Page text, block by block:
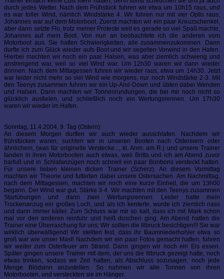
durch jedes Wetter. Nach dem Frühstück fuhren wir etwa um 10h15 raus, und
es war toller Wind, nämlich Windstärke 4. Wir fuhren nur mit vier Optis raus;
Johannes war auf dem Motorboot. Zuerst machten wir ein paar Kreuzschenkel,
aber dann setzte Flo, trotz meiner Proteste weil es gerade so viel Spaß machte,
Johannes auf mein Boot. Von nun an beobachtete ich die anderen vom
Motorboot aus. Sie hatten Schwierigkeiten, alle zusammenzukommen. Dann
durfte ich zum Glück wieder aufs Boot und wir segelten Vorwind in den Hafen.
Hierbei machten wir noch ein paar Halsen, was aber ziemlich schwierig und
anstrengend war, weil so viel Wind war. Um 12h30 waren wir dann wieder
drinnen. Nach dem Mittagessen fuhren wir wieder raus, etwa um 14h30. Jetzt
war leider nicht mehr so viel Wind wie morgens, nur noch Windstärke 2-3. Mit
den Teenys zusammen fuhren wir ein Up-And-Down und übten dabei Wenden
und Halsen. Dann machten wir Tonnenrundungen, die bei mir noch nicht so
glücklich ausfielen, und schließlich noch ein Wertungsrennen. Um 17h30
waren wir wieder im Hafen.
Sonntag, 11.4.2004, 9. Tag (Ostern):
An diesem Morgen durften wir auch wieder ausschlafen. Nachdem wir
frühstücken waren, suchten wir in unseren Booten nach Ostereiern oder
ähnlichem, (was für originelle Verstecke..., kl. Anm. am R.) und unsere Trainer
fanden in ihren Motorbooten auch etwas, weil Britta und ich am Abend zuvor
barfuß und in Schlafanzügen noch schnell ein paar Bonbons versteckt hatten.
Für unsere lieben kleinen dicken Trainer (Scherz). An diesem Vormittag
machten wir Theorie und futterten dabei unsere Ostersachen. Am Nachmittag,
nach dem Mittagessen, machten wir noch eine kurze Einheit, die um 13h00
begann. Der Wind war gut, Stärke 3-4. Wir machten mit den Teenys zusammen
Startübungen und dann zwei Wertungsrennen. Leider hatte mein
Trockenanzug ein großes Loch, und als ich kenterte, wurde ich ziemlich nass
und dann immer kälter. Zum Schluss war mir so kalt, dass ich mit Mark schon
mal vor den anderen reinfuhr und heiß duschen ging. Am Abend hatten die
Trainer eine Überraschung für uns: Wir sollten die Illbruck besichtigen!!! Sie war
wirklich überwältigend! Wir stellten fest, dass ihr Baumniederhohler etwa so
groß war wie unser Mast! Nachdem wir ein paar Fotos gemacht hatten, fuhren
wir weiter zum Osterfeuer am Strand. Dann gingen wir noch ein Eis essen.
Später gingen unsere Trainer mit dem, der uns die Illbruck gezeigt hatte, noch
etwas trinken, sodass wir Zeit hatten, als Abschluss sozusagen, noch jede
Menge Blödsinn anzustellen. So nahmen wir alle Tonnen von ihren
Motorbooten, und versteckten sie im Hänger.